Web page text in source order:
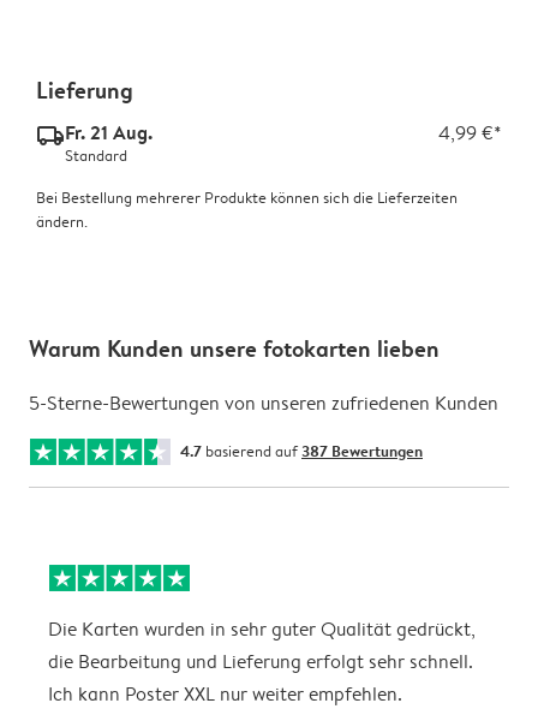
Lieferung
delivery_standard_v2Fr. 21 Aug. 4,99 €*
Standard
Bei Bestellung mehrerer Produkte können sich die Lieferzeiten
ändern.
Warum Kunden unsere fotokarten lieben
5-Sterne-Bewertungen von unseren zufriedenen Kunden
4.7 basierend auf387 Bewertungen
Die Karten wurden in sehr guter Qualität gedrückt,
die Bearbeitung und Lieferung erfolgt sehr schnell.
Ich kann Poster XXL nur weiter empfehlen.